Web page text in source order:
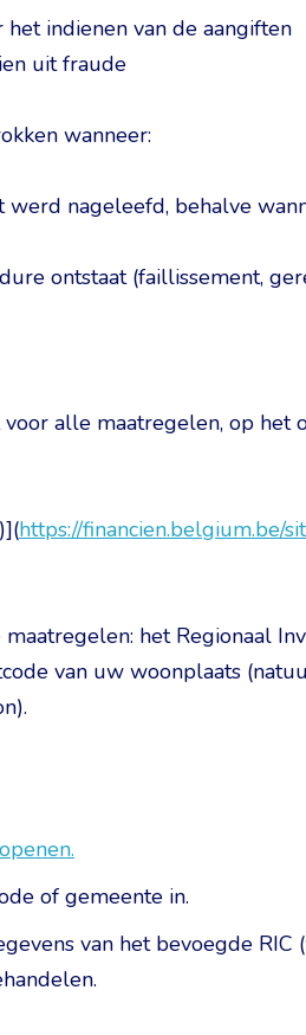
indienen van de aangiften
uit fraude
wanneer:
nageleefd, behalve
ontstaat (faillissement,
alle maatregelen, op het
https://financien.belgium.be/
het Regionaal
van uw woonplaats
of gemeente in.
van het bevoegde